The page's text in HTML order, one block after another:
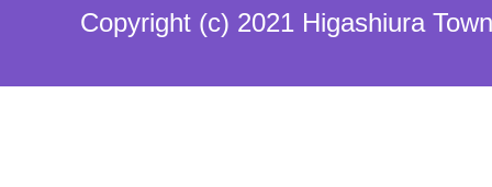
Copyright (c) 2021 Higashiura